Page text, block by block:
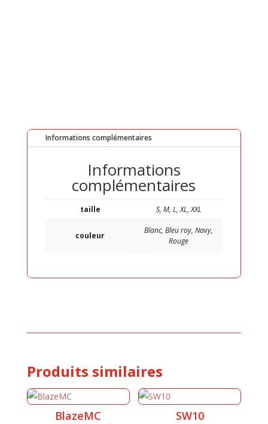
Informations complémentaires
Informations
complémentaires
taille S, M, L, XL, XXL
couleur
Blanc, Bleu roy, Navy,
Rouge
Produits similaires
BlazeMC SW10